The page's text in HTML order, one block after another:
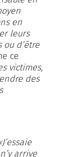
en
leurs
d’être
ce
victimes,
des
arrive